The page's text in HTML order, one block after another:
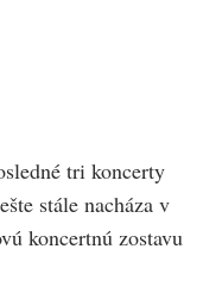
tri koncerty
stále nacháza v
koncertnú zostavu